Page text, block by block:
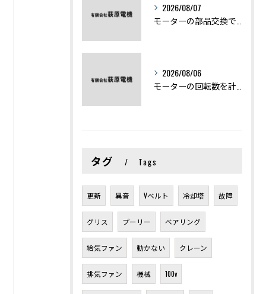
2026/08/07
2026/08/06
タグ Tags
更新 異音 Vベルト 冷却塔 故障
グリス プーリー ベアリング
給気ファン 動かない クレーン
排気ファン 機械 100v